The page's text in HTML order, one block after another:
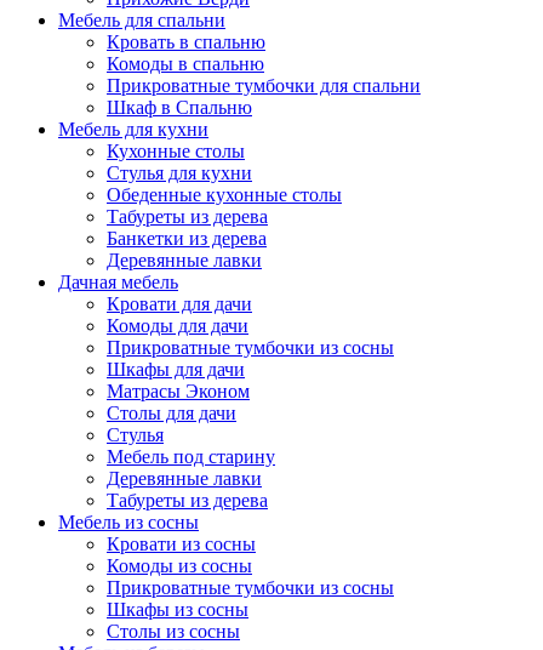
Мебель для спальни
Кровать в спальню
Комоды в спальню
Прикроватные тумбочки для спальни
Шкаф в Спальню
Мебель для кухни
Кухонные столы
Стулья для кухни
Обеденные кухонные столы
Табуреты из дерева
Банкетки из дерева
Деревянные лавки
Дачная мебель
Кровати для дачи
Комоды для дачи
Прикроватные тумбочки из сосны
Шкафы для дачи
Матрасы Эконом
Столы для дачи
Стулья
Мебель под старину
Деревянные лавки
Табуреты из дерева
Мебель из сосны
Кровати из сосны
Комоды из сосны
Прикроватные тумбочки из сосны
Шкафы из сосны
Столы из сосны